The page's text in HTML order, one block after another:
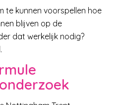
te kunnen voorspellen hoe
blijven op de
dat werkelijk nodig?